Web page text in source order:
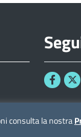
consulta la nostra